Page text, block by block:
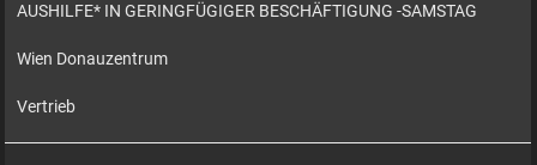
AUSHILFE* IN GERINGFÜGIGER BESCHÄFTIGUNG -SAMSTAG
Wien Donauzentrum
Vertrieb